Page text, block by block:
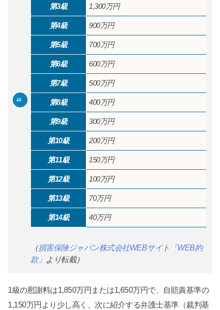
第3級 1,300万円
第4級 900万円
第5級 700万円
第6級 600万円
第7級 500万円
第8級 400万円
第9級 300万円
第10級 200万円
第11級 150万円
第12級 100万円
第13級 70万円
第14級 40万円
（損害保険ジャパン株式会社WEBサイト「WEB約
款」 より転載）
1級の慰謝料は1,850万円または1,650万円で、自賠責基準の
1,150万円より少し高く、次に紹介する弁護士基準（裁判基